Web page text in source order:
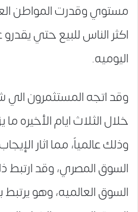
مستوي وقدرت المواطن
اكثر الناس للبيع حتي
اليوميه.
وقد اتجه المستثمرون الي
وذلك عالمياً، مما اثار
السوق المصري، وقد ارتبط
السوق العالميه، وهو